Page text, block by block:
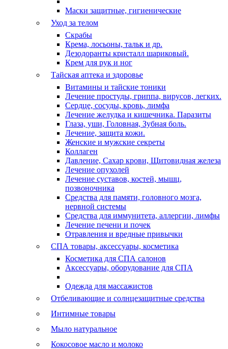
Маски защитные, гигиенические
Уход за телом
Скрабы
Крема, лосьоны, тальк и др.
Дезодоранты кристалл шариковый.
Крем для рук и ног
Тайская аптека и здоровье
Витамины и тайские тоники
Лечение простуды, гриппа, вирусов, легких.
Сердце, сосуды, кровь, лимфа
Лечение желудка и кишечника. Паразиты
Глаза, уши, Головная, Зубная боль.
Лечение, защита кожи.
Женские и мужские секреты
Коллаген
Давление, Сахар крови, Щитовидная железа
Лечение опухолей
Лечение суставов, костей, мышц,
позвоночника
Средства для памяти, головного мозга,
нервной системы
Средства для иммунитета, аллергии, лимфы
Лечение печени и почек
Отравления и вредные привычки
СПА товары, аксессуары, косметика
Косметика для СПА салонов
Аксессуары, оборудование для СПА
Одежда для массажистов
Отбеливающие и солнцезащитные средства
Интимные товары
Мыло натуральное
Кокосовое масло и молоко